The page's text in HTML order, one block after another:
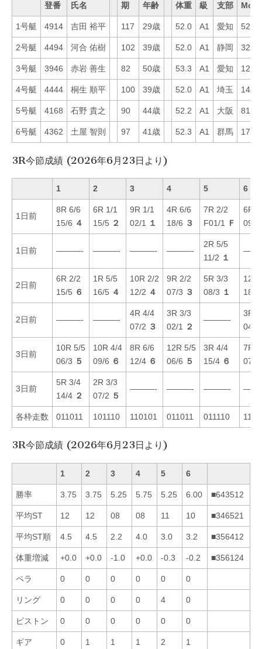
登番 氏名 期 年齢 体重 級 支部 Mo
1号艇 4914 吉田 裕平 117 29歳 52.0 A1 愛知 52
2号艇 4494 河合 佑樹 102 39歳 52.0 A1 静岡 32
3号艇 3946 赤岩 善生 82 50歳 53.3 A1 愛知 12
4号艇 4444 桐生 順平 100 39歳 52.0 A1 埼玉 14
5号艇 4168 石野 貴之 90 44歳 52.2 A1 大阪 81
6号艇 4362 土屋 智則 97 41歳 52.3 A1 群馬 17
3R今節成績 (2026年6月23日より)
1 2 3 4 5 6
1日前
8R 6/6
15/6 ４
6R 1/1
15/5 ２
9R 1/1
02/1
１
4R 6/6
18/6 ３
7R 2/2
F01/1
Ｆ
6R
09/3
1日前 ———- ———- ———- ———-
2R 5/5
11/2 １
2日前
6R 2/2
15/5 ６
1R 5/5
16/5 ４
10R 2/2
12/2 ４
9R 2/2
07/3 ３
5R 3/3
08/3 １
12R
18/4
2日前 ———- ———-
4R 4/4
07/2 ３
3R 3/3
02/1
２
———-
3R
04/3
3日前
10R 5/5
06/3 ５
10R 4/4
09/6 ６
8R 6/6
12/4 ６
12R 5/5
06/6 ５
3R 4/4
15/4 ６
7R
07/3
3日前
5R 3/4
14/4 ２
2R 3/3
07/2 ５
———- ———- ———-
各枠走数 011011 101110 110101 011011 011110
3R今節成績 (2026年6月23日より)
1 2 3 4 5 6
勝率 3.75 3.75 5.25 5.75 5.25 6.00 ■643512
平均ST 12 12 08 08 11 10 ■346521
平均ST順 4.5 4.5 2.2 4.0 3.0 3.2 ■356412
体重増減 +0.0 +0.0 -1.0 +0.0 -0.3 -0.2 ■356124
ペラ 0 0 0 0 0 0
リング 0 0 0 0 4 0
ピストン 0 0 0 0 0 0
ギア 0 1 1 1 2 1